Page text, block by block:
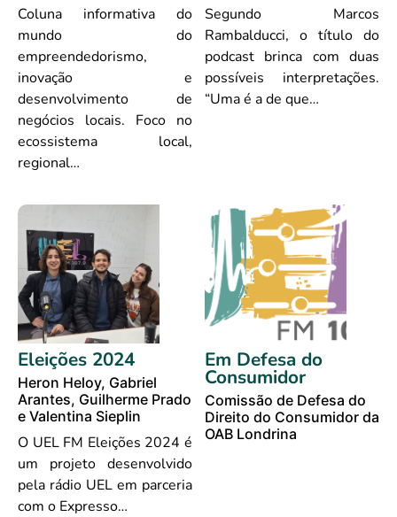
Coluna informativa do
mundo do
empreendedorismo,
inovação e
desenvolvimento de
negócios locais. Foco no
ecossistema local,
regional…
Segundo Marcos
Rambalducci, o título do
podcast brinca com duas
possíveis interpretações.
“Uma é a de que…
Eleições 2024
Heron Heloy, Gabriel
Arantes, Guilherme Prado
e Valentina Sieplin
O UEL FM Eleições 2024 é
um projeto desenvolvido
pela rádio UEL em parceria
com o Expresso…
Em Defesa do
Consumidor
Comissão de Defesa do
Direito do Consumidor da
OAB Londrina